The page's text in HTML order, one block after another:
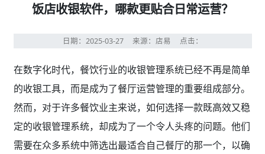
饭店收银软件，哪款更贴合日常运营？
日期：2025-03-27 来源：店易 点击：
在数字化时代，餐饮行业的收银管理系统已经不再是简单
的收银工具，而是成为了餐厅运营管理的重要组成部分。
然而，对于许多餐饮业主来说，如何选择一款既高效又稳
定的收银管理系统，却成为了一个令人头疼的问题。他们
需要在众多系统中筛选出最适合自己餐厅的那一个，以确